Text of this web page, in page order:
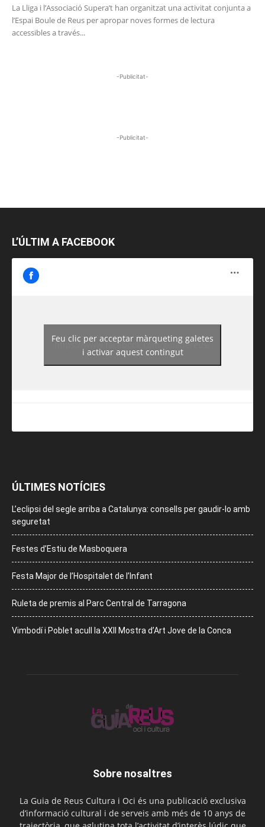
La Lliga i l’Associació Supera’t han organitzat una activitat conjunta a
l’Espai Boule de Reus per apropar noves formes de lectura
accessibles a través...
-Publicitat-
-Publicitat-
L’ÚLTIM A FACEBOOK
https://www.facebook.com/guiadereus/
Feu clic per acceptar màrqueting galetes
i activar aquest contingut
ÚLTIMES NOTÍCIES
L’eclipsi del segle arriba a Catalunya: consells per gaudir-lo amb
seguretat
Festes d’Estiu de Masboquera
Festa Major de l’Hospitalet de l’Infant
Ruleta de premis al Parc Central de Tarragona
Vimbodí i Poblet acull la XXII Mostra d’Art Jove de la Conca
Sobre nosaltres
La Guia de Reus Cultura i Oci és una publicació exclusiva
d’informació cultural i de serveis amb més de 10 anys de